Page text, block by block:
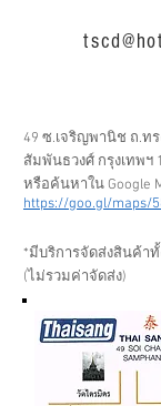
49 ซ.เจริญพานิช ถ.ท
สัมพันธวงศ์ กรุงเทพฯ
หรือค้นหาใน Google
https://goo.gl/maps/
*มีบริการจัดส่งสินค้า
(ไม่รวมค่าจัดส่ง)